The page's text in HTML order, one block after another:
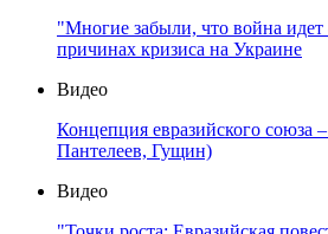
"Многие забыли, что война идет
причинах кризиса на Украине
Видео
Концепция евразийского союза
Пантелеев, Гущин)
Видео